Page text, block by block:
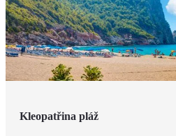
Kleopatřina pláž